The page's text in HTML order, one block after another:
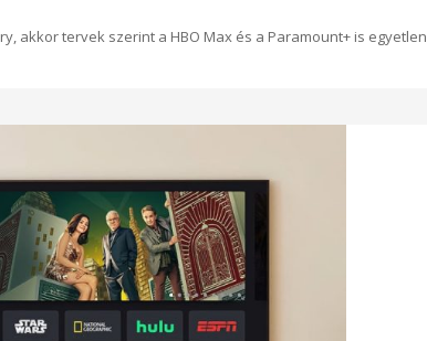
akkor tervek szerint a HBO Max és a Paramount+ is egyetlen